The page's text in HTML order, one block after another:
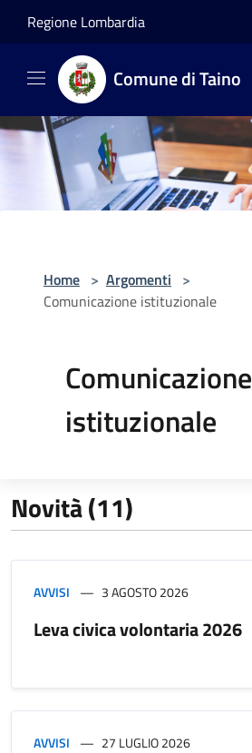
Regione Lombardia
Comune di Taino
Home > Argomenti >
Comunicazione istituzionale
Comunicazione
istituzionale
Novità (11)
AVVISI 3 AGOSTO 2026
Leva civica volontaria 2026
AVVISI 27 LUGLIO 2026